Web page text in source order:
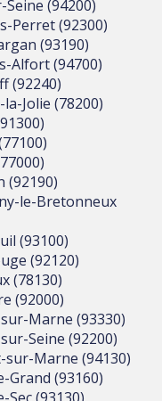
(94200)
Perret (92300)
(93190)
Alfort (94700)
(92240)
Jolie (78200)
(92190)
le-Bretonneux
(93100)
(92120)
(78130)
(92000)
Marne (93330)
Seine (92200)
Marne (94130)
Grand (93160)
(93130)